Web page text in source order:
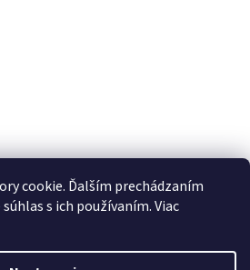
cookie. Ďalším prechádzaním
s ich používaním. Viac